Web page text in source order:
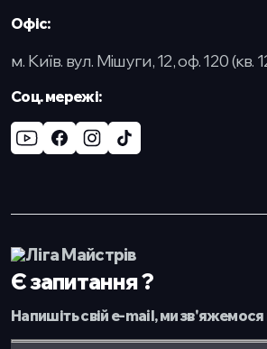
Офіс:
м. Київ. вул. Мішуги, 12, оф. 120 (кв.
Cоц. мережі:
Є запитання ?
Напишіть свій e-mail, ми зв'яжемося